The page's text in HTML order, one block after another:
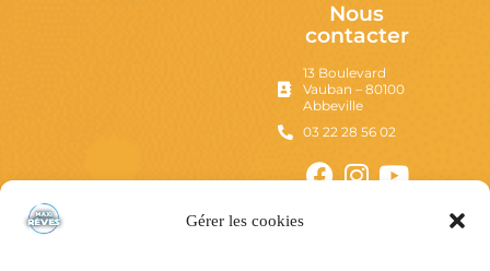
Gérer les cookies
Nous
contacter
13 Boulevard
Vauban – 80100
Abbeville
03 22 28 56 02